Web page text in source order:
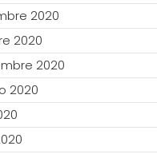
2020
2020
2020
2020